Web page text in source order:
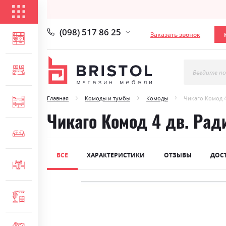
ГОСТИНАЯ
СПАЛЬНЯ
ДЕТСКАЯ
(098) 517 86 25 Заказать звонок
Введите
Главная Комоды и тумбы Комоды Чикаго Комод
Чикаго Комод 4 дв.
ВСЕ ХАРАКТЕРИСТИКИ ОТЗЫВЫ